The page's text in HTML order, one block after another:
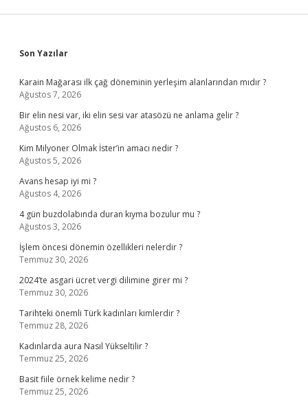
Sidebar
Son Yazılar
Karain Mağarası ilk çağ döneminin yerleşim alanlarından mıdır ?
Ağustos 7, 2026
Bir elin nesi var, iki elin sesi var atasözü ne anlama gelir ?
Ağustos 6, 2026
Kim Milyoner Olmak İster’in amacı nedir ?
Ağustos 5, 2026
Avans hesap iyi mi ?
Ağustos 4, 2026
4 gün buzdolabında duran kıyma bozulur mu ?
Ağustos 3, 2026
İşlem öncesi dönemin özellikleri nelerdir ?
Temmuz 30, 2026
2024’te asgari ücret vergi dilimine girer mi ?
Temmuz 30, 2026
Tarihteki önemli Türk kadınları kimlerdir ?
Temmuz 28, 2026
Kadınlarda aura Nasıl Yükseltilir ?
Temmuz 25, 2026
Basit fiile örnek kelime nedir ?
Temmuz 25, 2026